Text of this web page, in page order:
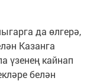
да өлгерә,
Казанга
үзенең кайнап
белән